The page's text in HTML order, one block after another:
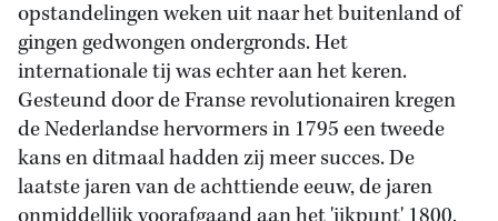
opstandelingen weken uit naar het buitenland of
gingen gedwongen ondergronds. Het
internationale tij was echter aan het keren.
Gesteund door de Franse revolutionairen kregen
de Nederlandse hervormers in 1795 een tweede
kans en ditmaal hadden zij meer succes. De
laatste jaren van de achttiende eeuw, de jaren